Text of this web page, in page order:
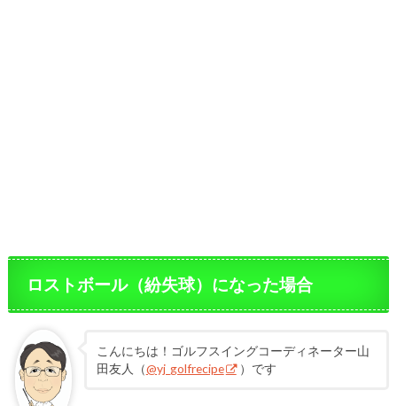
ロストボール（紛失球）になった場合
こんにちは！ゴルフスイングコーディネーター山
田友人（@yj_golfrecipe ）です